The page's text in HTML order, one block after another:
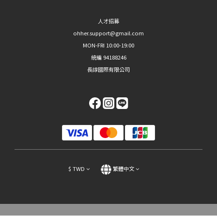
人才招募
ohher.support@gmail.com
MON-FRI 10:00-19:00
統編 94188246
長諄國際有限公司
$ TWD 繁體中文